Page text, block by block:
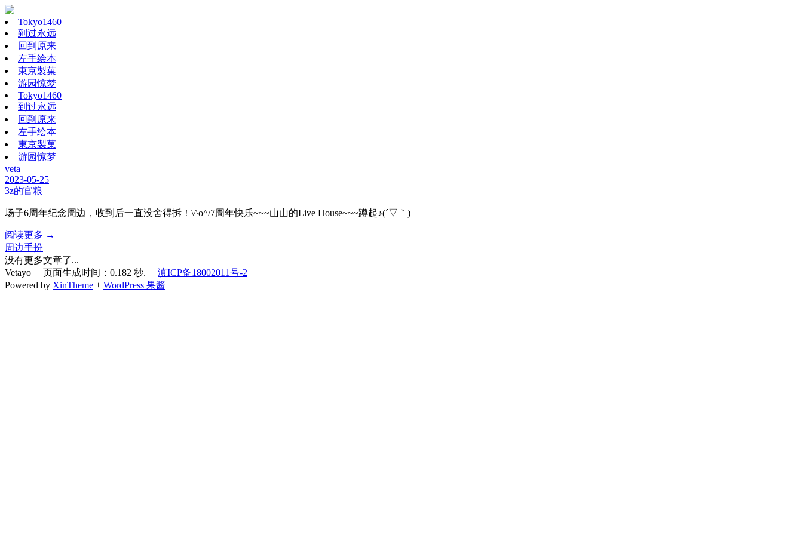
Tokyo1460
到过永远
回到原来
左手绘本
東京製菓
游园惊梦
Tokyo1460
到过永远
回到原来
左手绘本
東京製菓
游园惊梦
veta
2023-05-25
3z的官粮
场子6周年纪念周边，收到后一直没舍得拆！\^o^/7周年快乐~~~山山的Live House~~~蹲起♪(´▽｀)
阅读更多 →
周边手扮
没有更多文章了...
Vetayo 页面生成时间：0.182 秒. 滇ICP备18002011号-2
Powered by XinTheme + WordPress 果酱